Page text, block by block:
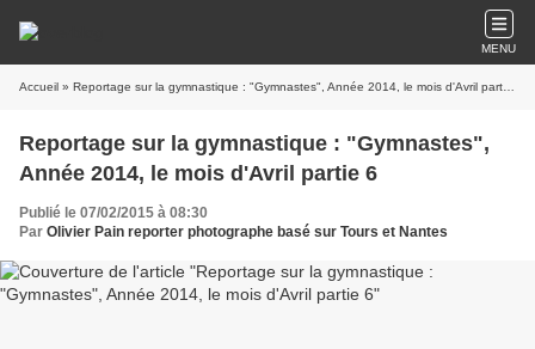
MENU
Accueil » Reportage sur la gymnastique : "Gymnastes", Année 2014, le mois d'Avril partie 6
Reportage sur la gymnastique : "Gymnastes",
Année 2014, le mois d'Avril partie 6
Publié le 07/02/2015 à 08:30
Par Olivier Pain reporter photographe basé sur Tours et Nantes